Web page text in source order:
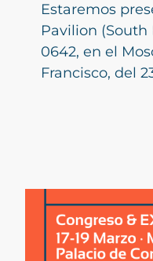
Estaremos
Pavilion (South
0642, en el
Francisco, del